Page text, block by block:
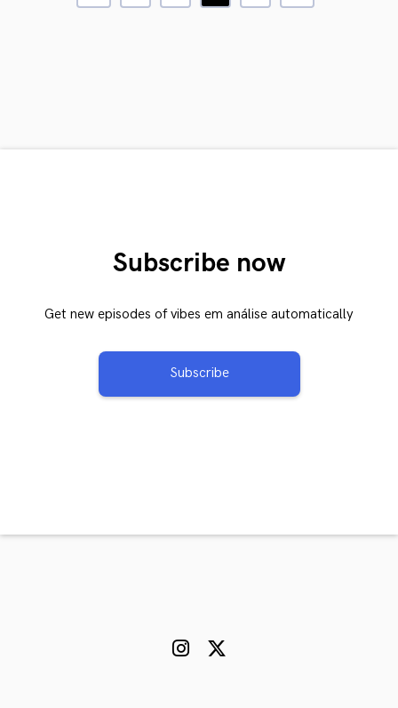
Subscribe now
Get new episodes of vibes em análise automatically
Subscribe